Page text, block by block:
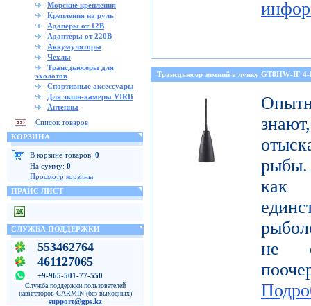
Морские крепления
Крепления на руль
Адаперы от 12В
Адаптеры от 220В
Аккумуляторы
Чехлы
Трансдьюсеры для
эхолотов
Спортивные аксессуары
Для экшн-камеры VIRB
Антенны
Список товаров
КОРЗИНА
В корзине товаров: 0
На сумму: 0
Просмотр корзины
ПРАЙС ЛИСТ
СЛУЖБА ПОДДЕРЖКИ
553462764
461127065
+9-965-501-77-550
Служба поддержки пользователей
навигаторов GARMIN (без выходных)
support@gps.kz
Трансдьюсер зимний в лунку GT8HW-IF
как
не